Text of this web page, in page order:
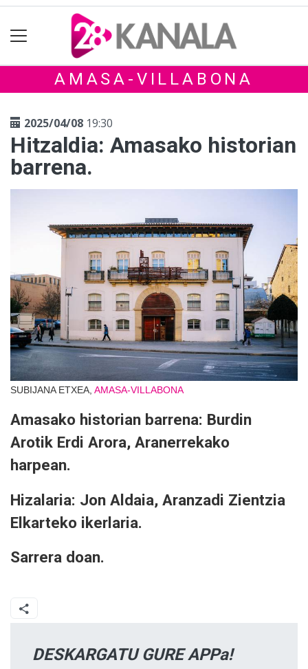
AMASA-VILLABONA
2025/04/08 19:30
Hitzaldia: Amasako historian
barrena.
SUBIJANA ETXEA, AMASA-VILLABONA
Amasako historian barrena: Burdin
Arotik Erdi Arora, Aranerrekako
harpean.
Hizalaria: Jon Aldaia, Aranzadi Zientzia
Elkarteko ikerlaria.
Sarrera doan.
DESKARGATU GURE APPa!